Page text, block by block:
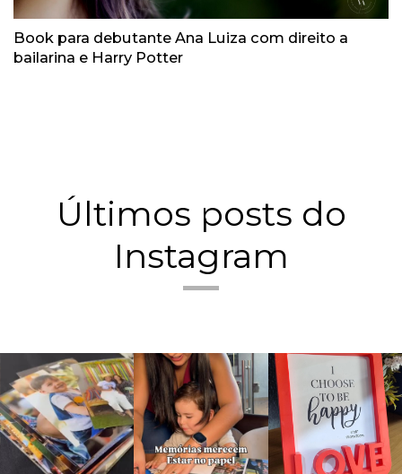
Book para debutante Ana Luiza com direito a
bailarina e Harry Potter
Últimos posts do
Instagram